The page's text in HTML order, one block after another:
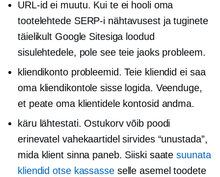
URL-id ei muutu. Kui te ei hooli oma
tootelehtede SERP-i nähtavusest ja tuginete
täielikult Google Sitesiga loodud
sisulehtedele, pole see teie jaoks probleem.
kliendikonto probleemid. Teie kliendid ei saa
oma kliendikontole sisse logida. Veenduge,
et peate oma klientidele kontosid andma.
käru lähtestati. Ostukorv võib poodi
erinevatel vahekaartidel sirvides “unustada”,
mida klient sinna paneb. Siiski saatesuunata
kliendid otse kassasseselle asemel toodete